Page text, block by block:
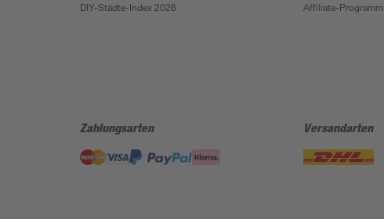
DIY-Städte-Index 2026
Affiliate-Programm
Zahlungsarten Versandarten